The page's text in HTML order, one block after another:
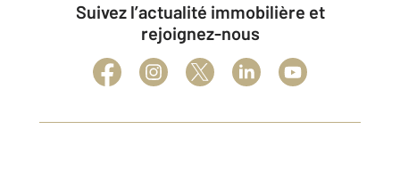
Suivez l’actualité immobilière et
rejoignez-nous